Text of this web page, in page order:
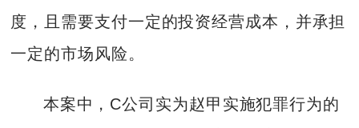
度，且需要支付一定的投资经营成本，并承担
一定的市场风险。
本案中，C公司实为赵甲实施犯罪行为的